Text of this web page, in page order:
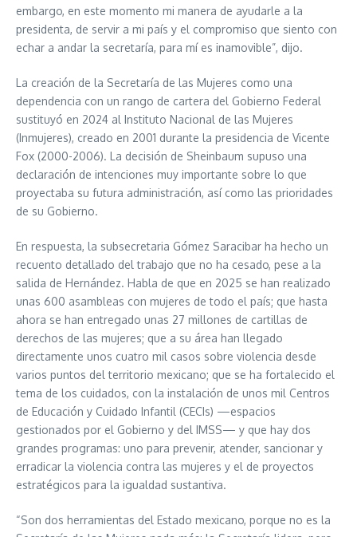
embargo, en este momento mi manera de ayudarle a la
presidenta, de servir a mi país y el compromiso que siento con
echar a andar la secretaría, para mí es inamovible”, dijo.
La creación de la Secretaría de las Mujeres como una
dependencia con un rango de cartera del Gobierno Federal
sustituyó en 2024 al Instituto Nacional de las Mujeres
(Inmujeres), creado en 2001 durante la presidencia de Vicente
Fox (2000-2006). La decisión de Sheinbaum supuso una
declaración de intenciones muy importante sobre lo que
proyectaba su futura administración, así como las prioridades
de su Gobierno.
En respuesta, la subsecretaria Gómez Saracibar ha hecho un
recuento detallado del trabajo que no ha cesado, pese a la
salida de Hernández. Habla de que en 2025 se han realizado
unas 600 asambleas con mujeres de todo el país; que hasta
ahora se han entregado unas 27 millones de cartillas de
derechos de las mujeres; que a su área han llegado
directamente unos cuatro mil casos sobre violencia desde
varios puntos del territorio mexicano; que se ha fortalecido el
tema de los cuidados, con la instalación de unos mil Centros
de Educación y Cuidado Infantil (CECIs) —espacios
gestionados por el Gobierno y del IMSS— y que hay dos
grandes programas: uno para prevenir, atender, sancionar y
erradicar la violencia contra las mujeres y el de proyectos
estratégicos para la igualdad sustantiva.
“Son dos herramientas del Estado mexicano, porque no es la